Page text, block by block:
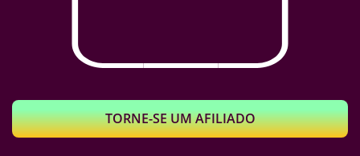
TORNE-SE UM AFILIADO